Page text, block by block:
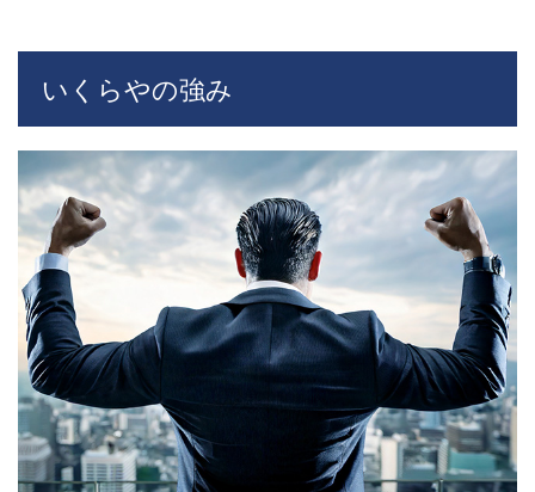
フラ
ンチ
ャイ
評判
は本
当に
良い
の
か？
実際
に加
盟し
たオ
ーナ
ーの
声を
紹介
17
いくらやの強み